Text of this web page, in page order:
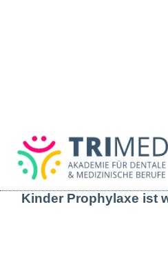
DEINE
Kinder Prophylaxe ist